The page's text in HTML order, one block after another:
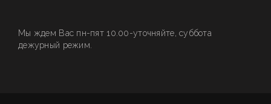
Мы ждем Вас пн-пят 10.00-уточняйте, суббота
дежурный режим.